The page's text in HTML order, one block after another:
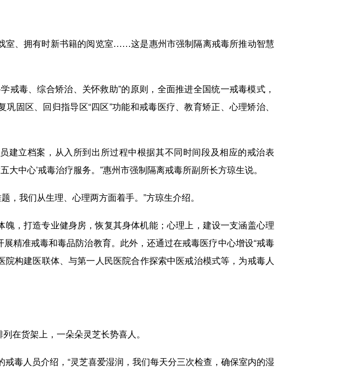
、拥有时新书籍的阅览室……这是惠州市强制隔离戒毒所推动智慧
毒、综合矫治、关怀救助”的原则，全面推进全国统一戒毒模式，
固区、回归指导区“四区”功能和戒毒医疗、教育矫正、心理矫治、
立档案，从入所到出所过程中根据其不同时间段及相应的戒治表
大中心’戒毒治疗服务。”惠州市强制隔离戒毒所副所长方琼生说。
我们从生理、心理两方面着手。”方琼生介绍。
，打造专业健身房，恢复其身体机能；心理上，建设一支涵盖心理
精准戒毒和毒品防治教育。此外，还通过在戒毒医疗中心增设“戒毒
院构建医联体、与第一人民医院合作探索中医戒治模式等，为戒毒人
货架上，一朵朵灵芝长势喜人。
毒人员介绍，“灵芝喜爱湿润，我们每天分三次检查，确保室内的湿